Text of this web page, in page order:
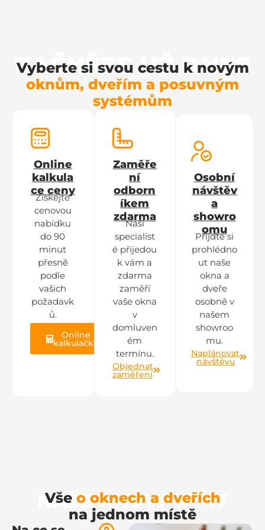
ZAČNĚTE UŽ DNES
Vyberte si svou cestu k novým
oknům, dveřím a posuvným
systémům
Online
kalkula
ce ceny
Získejte
cenovou
nabídku
do 90
minut
přesně
podle
vašich
požadavk
ů.
Online
kalkulačka
Zaměře
ní
odborn
íkem
zdarma
Naši
specialist
é přijedou
k vám a
zdarma
zaměří
vaše okna
v
domluven
ém
termínu.
Objednat
zaměření
Osobní
návštěv
a
showro
omu
Přijďte si
prohlédno
ut naše
okna a
dveře
osobně v
našem
showroo
mu.
Naplánovat
návštěvu
NAŠE KNOW-HOW
Vše o oknech a dveřích
na jednom místě